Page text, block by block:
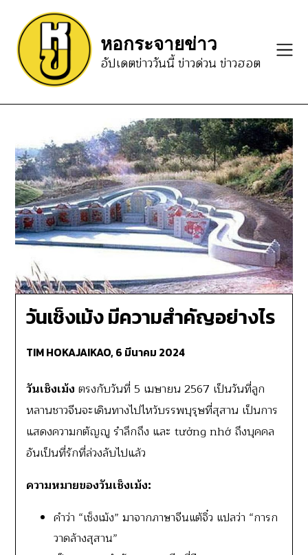
content
หอกระจายข่าว
อัปเดตข่าววันนี้ ข่าวด่วน ข่าวฮอต
วันเช็งเม้ง มีความสำคัญอย่างไร
TIM HOKAJAIKAO, 6 มีนาคม 2024
วันเช็งเม้ง ตรงกับวันที่ 5 เมษายน 2567 เป็นวันที่ลูก
หลานชาวจีนจะเดินทางไปไหว้บรรพบุรุษที่สุสาน เป็นการ
แสดงความกตัญญู รำลึกถึง และ tưởng nhớ ถึงบุคคล
อันเป็นที่รักที่ล่วงลับไปแล้ว
ความหมายของวันเช็งเม้ง:
คำว่า “เช็งเม้ง” มาจากภาษาจีนแต้จิ๋ว แปลว่า “การก
วาดล้างสุสาน”